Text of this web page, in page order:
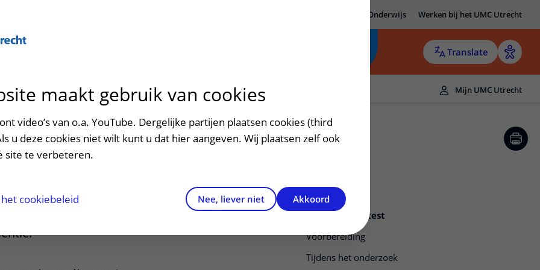
Onderwijs Werken bij het UMC Utrecht
Translate
patiëntportaal
het ziekenhuis
en voorzieningen
Contact en route
Contactgegevens
Verwijzers
Teleconsult aanvragen
Zorgverlenersportaal
Mijn UMC Utrecht
test
Macimorelin-test
Voorbereiding
Tijdens het onderzoek
een onderzoek voor
maakt gebruik van cookies
video’s van o.a. YouTube. Dergelijke partijen plaatsen cookies (third
u deze cookies niet wilt kunt u dat hier aangeven. Wij plaatsen zelf ook
site te verbeteren.
cookiebeleid Nee, liever niet Akkoord